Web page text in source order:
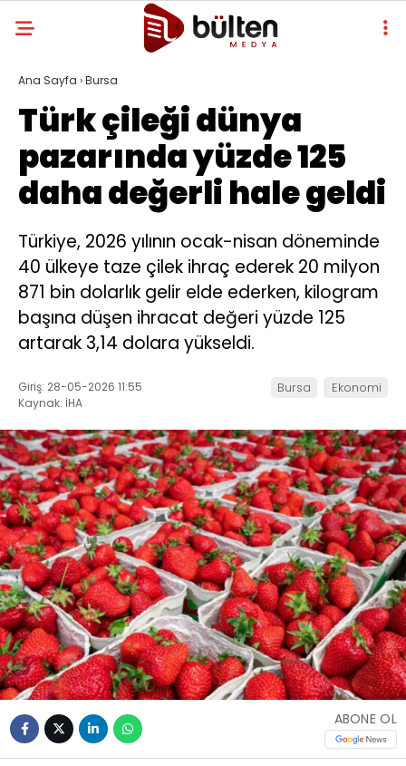
Ana Sayfa ›Bursa
Türk çileği dünya
pazarında yüzde 125
daha değerli hale geldi
Türkiye, 2026 yılının ocak-nisan döneminde
40 ülkeye taze çilek ihraç ederek 20 milyon
871 bin dolarlık gelir elde ederken, kilogram
başına düşen ihracat değeri yüzde 125
artarak 3,14 dolara yükseldi.
Giriş: 28-05-2026 11:55
Kaynak: İHA
Bursa Ekonomi
ABONE OL